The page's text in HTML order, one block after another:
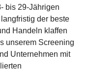
bis 29-Jährigen
der beste
Handeln klaffen
unserem Screening
Unternehmen mit